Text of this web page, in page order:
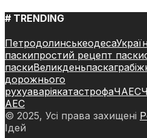
# TRENDING
Петродолинськеодеса
паскипростий рецепт паски
паскиВеликденьпаска
дорожнього
рухуаваріякатастрофаЧАЕС
АЕС
© 2025, Усі права захищені
Ідей